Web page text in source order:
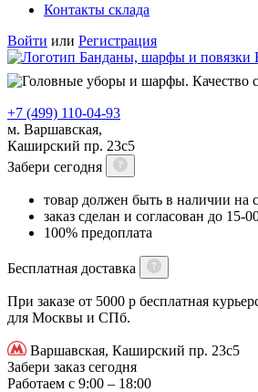
Контакты склада
Войти или Регистрация
+7 (499) 110-04-93
м. Варшавская,
Каширский пр. 23с5
Забери сегодня
товар должен быть в наличии на
заказ сделан и согласован до 15-
100% предоплата
Бесплатная доставка
При заказе от 5000 р бесплатная
для Москвы и СПб.
Варшавская, Каширский пр. 23с5
Забери заказ сегодня
Работаем с 9:00 – 18:00